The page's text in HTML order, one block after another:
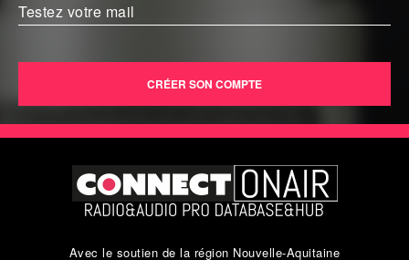
Testez votre mail
Avec le soutien de la région Nouvelle-Aquitaine